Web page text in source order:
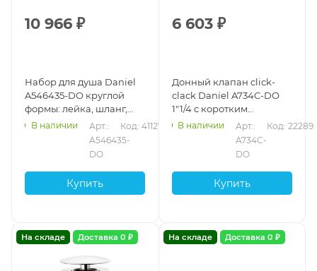
10 966 ₽
Набор для душа Daniel
A546435-DO круглой
формы: лейка, шланг,
держатель с водотводом,
В наличии
Арт.:
A546435-
DO
Код: 41127
Купить
6 603₽
Донный клапан click-
clack Daniel A734C-DO
1"1/4 с коротким
стаканом, золото
В наличии
Арт.:
A734C-
DO
Код: 22289
Купить
На складе Доставка 0 ₽ На складе Доставка 0 ₽